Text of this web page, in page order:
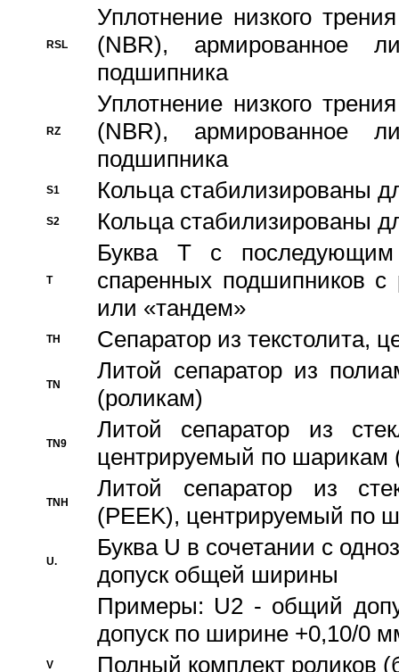
RSL
Уплотнение низкого
(NBR), армированное
подшипника
RZ
Уплотнение низкого
(NBR), армированное
подшипника
S1 Кольца стабилизированы
S2 Кольца стабилизированы
T
Буква T с
спаренных подшипников
или «тандем»
TH Сепаратор из текстолита,
TN
Литой сепаратор из
(роликам)
TN9
Литой сепаратор из
центрируемый по шарикам
TNH
Литой сепаратор из
(PEEK), центрируемый по
U.
Буква U в сочетании с
допуск общей ширины
Примеры: U2 - общий
допуск по ширине +0,10/0
V Полный комплект роликов